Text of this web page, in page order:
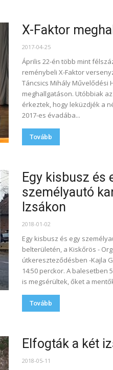
X-Faktor
2017-04-25
Április 22-én több mint
reménybeli X-Faktor
Táncsics Mihály Művelődési
meghallgatáson. Utóbbiak
érkeztek, hogy leküzdjék a
2017-es évadába...
Tovább
Egy kisbusz és
személyautó
Izsákon
2018-01-02
Egy kisbusz és egy
belterületén, a Kiskőrös -
útkereszteződésben -Kajla
14:50 perckor. A balesetben
is megsérültek, őket a
Tovább
Elfogták a két
2018-05-11